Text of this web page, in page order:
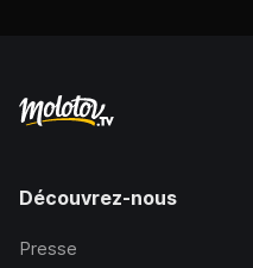
Découvrez-nous
Presse